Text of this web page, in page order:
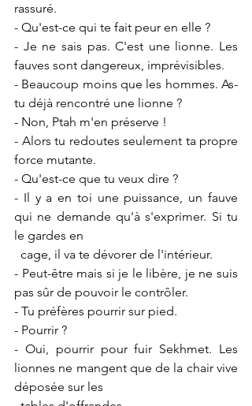
rassuré.
- Qu'est-ce qui te fait peur en elle ?
- Je ne sais pas. C'est une lionne. Les
fauves sont dangereux, imprévisibles.
- Beaucoup moins que les hommes. As-
tu déjà rencontré une lionne ?
- Non, Ptah m'en préserve !
- Alors tu redoutes seulement ta propre
force mutante.
- Qu'est-ce que tu veux dire ?
- Il y a en toi une puissance, un fauve
qui ne demande qu'à s'exprimer. Si tu
le gardes en
  cage, il va te dévorer de l'intérieur.
- Peut-être mais si je le libère, je ne suis
pas sûr de pouvoir le contrôler.
- Tu préfères pourrir sur pied.
- Pourrir ?
- Oui, pourrir pour fuir Sekhmet. Les
lionnes ne mangent que de la chair vive
déposée sur les